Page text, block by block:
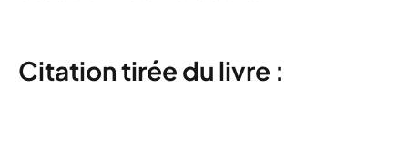
Citation tirée du livre :